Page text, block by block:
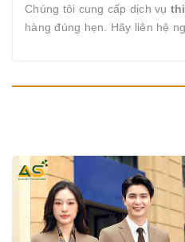
Chúng tôi cung cấp dịch vụ
hàng đúng hẹn. Hãy liên hệ